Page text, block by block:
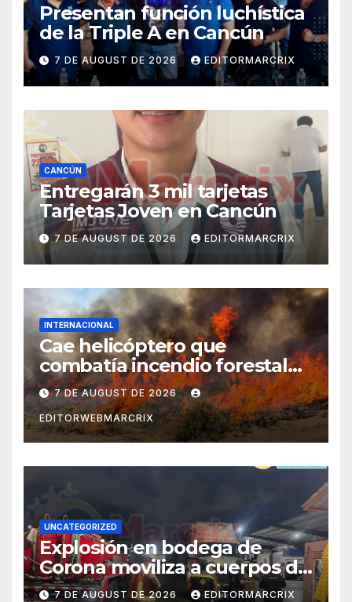
Presentan función luchística
de la Triple A en Cancún
7 DE AUGUST DE 2026 EDITORMARCRIX
CANCÚN
Entregarán 3 mil tarjetas
Tarjetas Joven en Cancún
7 DE AUGUST DE 2026 EDITORMARCRIX
INTERNACIONAL
Cae helicóptero que
combatía incendio forestal
en Utah
7 DE AUGUST DE 2026
EDITORWEBMARCRIX
UNCATEGORIZED
Explosión en bodega de
Corona moviliza a cuerpos de
emergencia en Cancún
7 DE AUGUST DE 2026 EDITORMARCRIX